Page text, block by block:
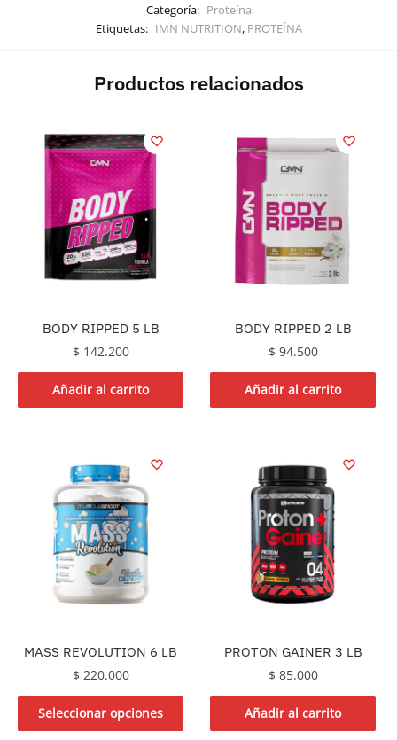
Categoría: Proteína
Etiquetas: IMN NUTRITION, PROTEÍNA
Productos relacionados
BODY RIPPED 5 LB
$ 142.200
Añadir al carrito
BODY RIPPED 2 LB
$ 94.500
Añadir al carrito
MASS REVOLUTION 6 LB
$ 220.000
Seleccionar opciones
Este
producto
PROTON GAINER 3 LB
$ 85.000
Añadir al carrito